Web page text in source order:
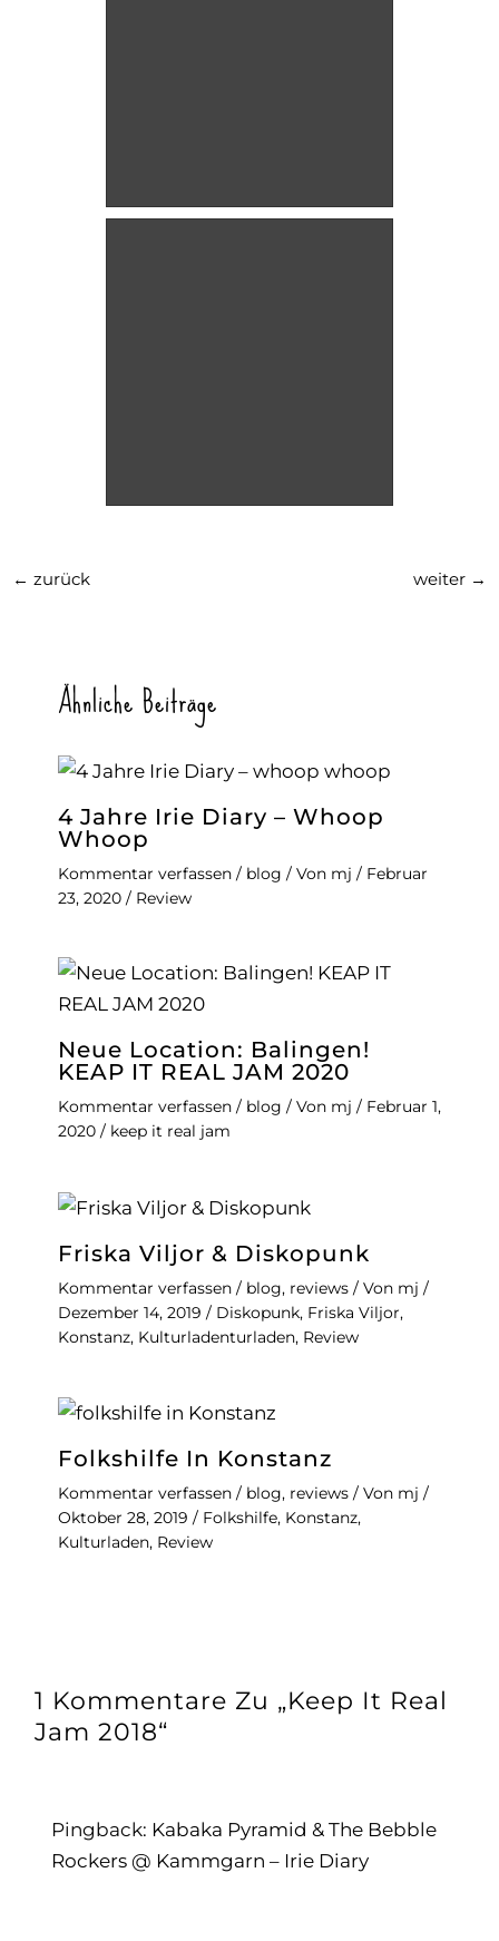
← zurück weiter →
Ähnliche Beiträge
4 Jahre Irie Diary – Whoop
Whoop
Kommentar verfassen / blog / Von mj / Februar
23, 2020 / Review
Neue Location: Balingen!
KEAP IT REAL JAM 2020
Kommentar verfassen / blog / Von mj / Februar 1,
2020 / keep it real jam
Friska Viljor & Diskopunk
Kommentar verfassen / blog, reviews/ Von mj /
Dezember 14, 2019 / Diskopunk, Friska Viljor,
Konstanz, Kulturladenturladen, Review
Folkshilfe In Konstanz
Kommentar verfassen / blog, reviews/ Von mj /
Oktober 28, 2019 / Folkshilfe, Konstanz,
Kulturladen, Review
1 Kommentare Zu „Keep It Real
Jam 2018“
Pingback: Kabaka Pyramid & The Bebble
Rockers @ Kammgarn – Irie Diary